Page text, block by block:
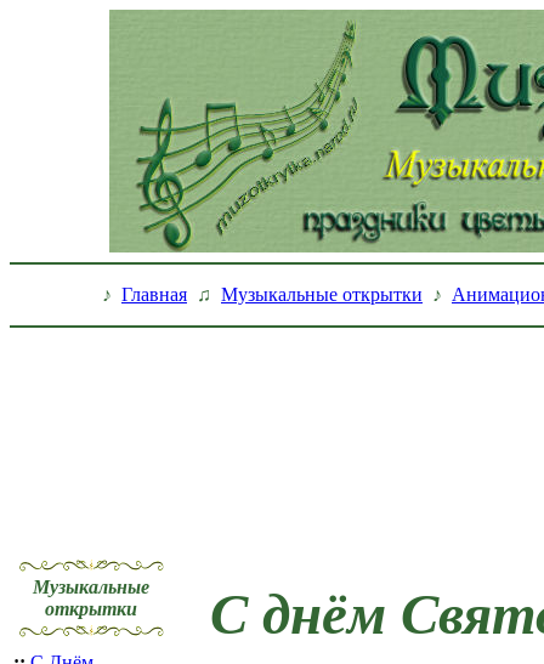
♪ Главная ♫ Музыкальные открытки ♪
Музыкальные
открытки
С днём